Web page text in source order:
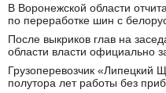
В Воронежской области
по переработке шин с
После выкриков глав на
области власти официально
Грузоперевозчик «Липецкий
полутора лет работы без